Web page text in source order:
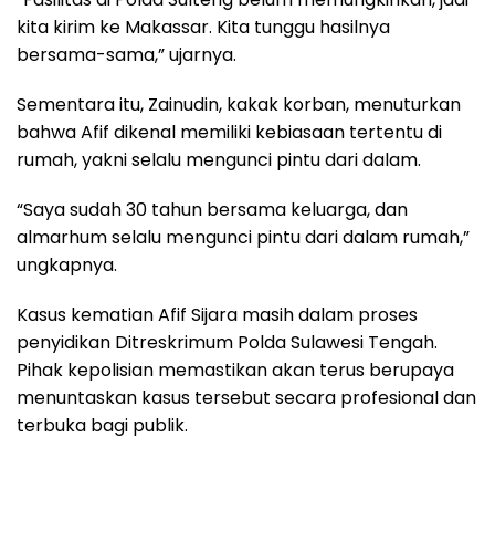
kita kirim ke Makassar. Kita tunggu hasilnya
bersama-sama,” ujarnya.
Sementara itu, Zainudin, kakak korban, menuturkan
bahwa Afif dikenal memiliki kebiasaan tertentu di
rumah, yakni selalu mengunci pintu dari dalam.
“Saya sudah 30 tahun bersama keluarga, dan
almarhum selalu mengunci pintu dari dalam rumah,”
ungkapnya.
Kasus kematian Afif Sijara masih dalam proses
penyidikan Ditreskrimum Polda Sulawesi Tengah.
Pihak kepolisian memastikan akan terus berupaya
menuntaskan kasus tersebut secara profesional dan
terbuka bagi publik.